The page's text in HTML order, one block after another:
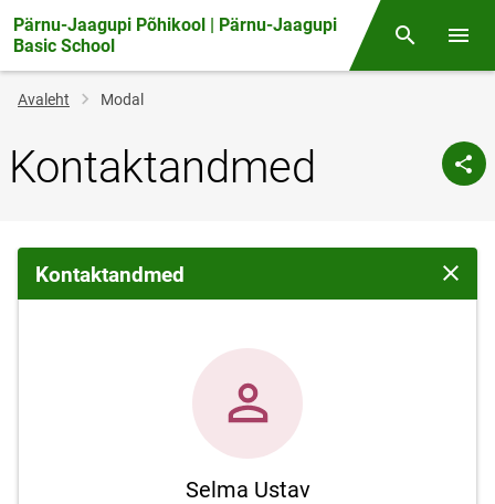
Pärnu-Jaagupi Põhikool | Pärnu-Jaagupi
Basic School
Otsing
Jälglink
Avaleht Modal
Kontaktandmed
Kontaktandmed Sulge
Selma Ustav